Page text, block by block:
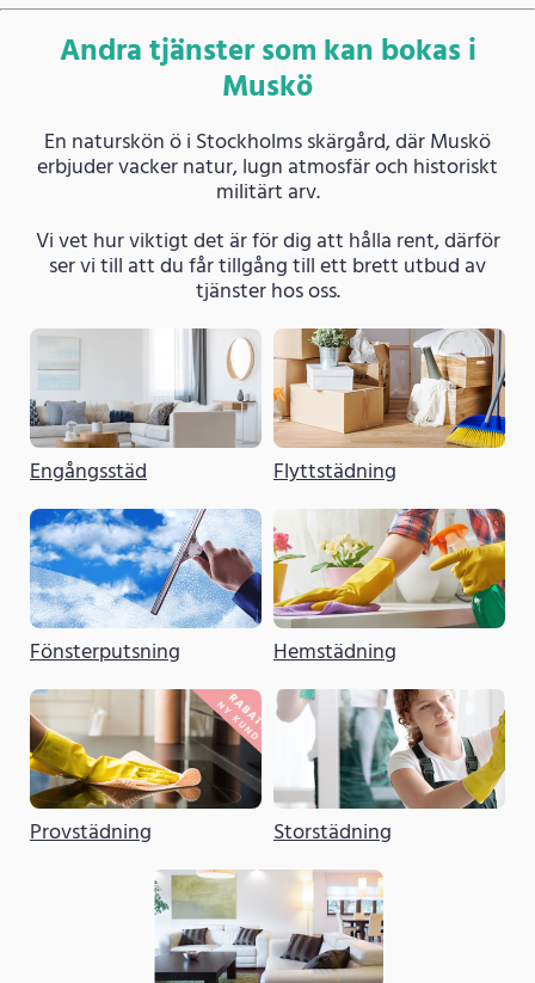
Andra tjänster som kan bokas i
Muskö
En naturskön ö i Stockholms skärgård, där Muskö
erbjuder vacker natur, lugn atmosfär och historiskt
militärt arv.
Vi vet hur viktigt det är för dig att hålla rent, därför
ser vi till att du får tillgång till ett brett utbud av
tjänster hos oss.
Engångsstäd Flyttstädning
Fönsterputsning Hemstädning
Provstädning Storstädning